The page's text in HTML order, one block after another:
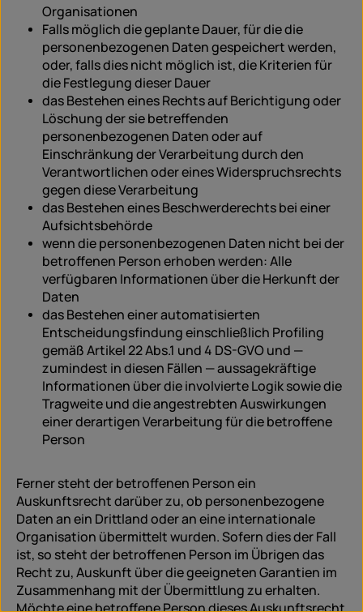
Organisationen
Falls möglich die geplante Dauer, für die die
personenbezogenen Daten gespeichert werden,
oder, falls dies nicht möglich ist, die Kriterien für
die Festlegung dieser Dauer
das Bestehen eines Rechts auf Berichtigung oder
Löschung der sie betreffenden
personenbezogenen Daten oder auf
Einschränkung der Verarbeitung durch den
Verantwortlichen oder eines Widerspruchsrechts
gegen diese Verarbeitung
das Bestehen eines Beschwerderechts bei einer
Aufsichtsbehörde
wenn die personenbezogenen Daten nicht bei der
betroffenen Person erhoben werden: Alle
verfügbaren Informationen über die Herkunft der
Daten
das Bestehen einer automatisierten
Entscheidungsfindung einschließlich Profiling
gemäß Artikel 22 Abs.1 und 4 DS-GVO und —
zumindest in diesen Fällen — aussagekräftige
Informationen über die involvierte Logik sowie die
Tragweite und die angestrebten Auswirkungen
einer derartigen Verarbeitung für die betroffene
Person
Ferner steht der betroffenen Person ein
Auskunftsrecht darüber zu, ob personenbezogene
Daten an ein Drittland oder an eine internationale
Organisation übermittelt wurden. Sofern dies der Fall
ist, so steht der betroffenen Person im Übrigen das
Recht zu, Auskunft über die geeigneten Garantien im
Zusammenhang mit der Übermittlung zu erhalten.
Möchte eine betroffene Person dieses Auskunftsrecht